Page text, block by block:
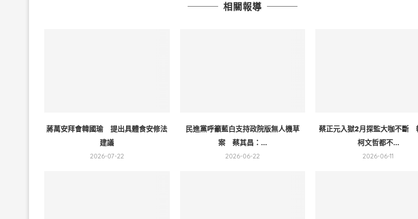
相關報導
蔣萬安拜會韓國瑜 提出具體食安修法
建議
2026-07-22
民進黨呼籲藍白支持政院版無人機草
案 蔡其昌：...
2026-06-22
蔡正元入獄2月探監大咖不斷
柯文哲都不...
2026-06-11